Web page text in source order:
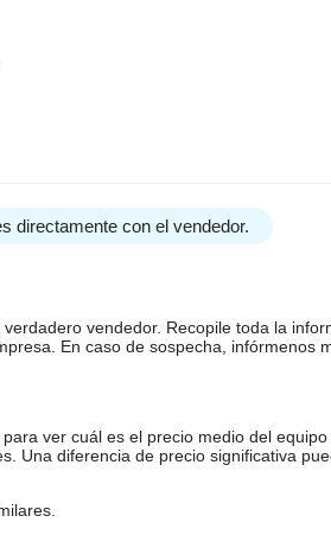
directamente con el vendedor.
vendedor. Recopile toda la
En caso de sospecha, infórmenos
ver cuál es el precio medio del
Una diferencia de precio significativa